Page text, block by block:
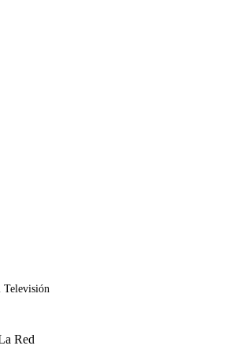
Televisión
Red